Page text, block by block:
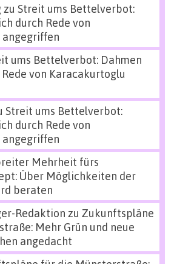
zu Streit ums Bettelverbot:
durch Rede von
ums Bettelverbot: Dahmen
von Karacakurtoglu
Streit ums Bettelverbot:
durch Rede von
Mehrheit fürs
Über Möglichkeiten der
beraten
Redaktion zu Zukunftspläne
Mehr Grün und neue
angedacht